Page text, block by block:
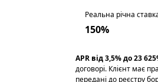
Реальна річна
150%
APR від 3,5% до 23
договорі. Клієнт має
передані до реєстру